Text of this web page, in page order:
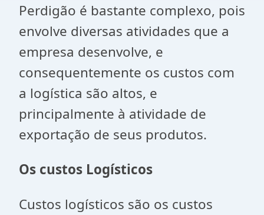
Perdigão é bastante complexo, pois
envolve diversas atividades que a
empresa desenvolve, e
consequentemente os custos com
a logística são altos, e
principalmente à atividade de
exportação de seus produtos.
Os custos Logísticos
Custos logísticos são os custos